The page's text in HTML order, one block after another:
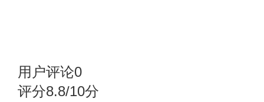
用户评论0
评分8.8/10分